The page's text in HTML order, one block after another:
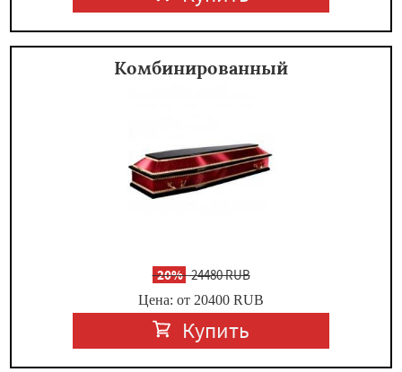
Комбинированный
-20%24480 RUB
Цена: от 20400 RUB
Купить